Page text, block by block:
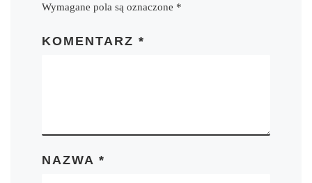
Wymagane pola są oznaczone *
KOMENTARZ*
NAZWA*